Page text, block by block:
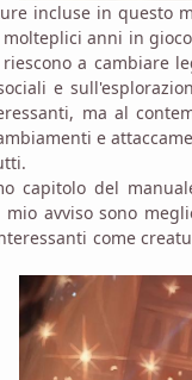
incluse in questo
anni in
a cambiare
e
ma al
e
capitolo del
mio avviso sono
come